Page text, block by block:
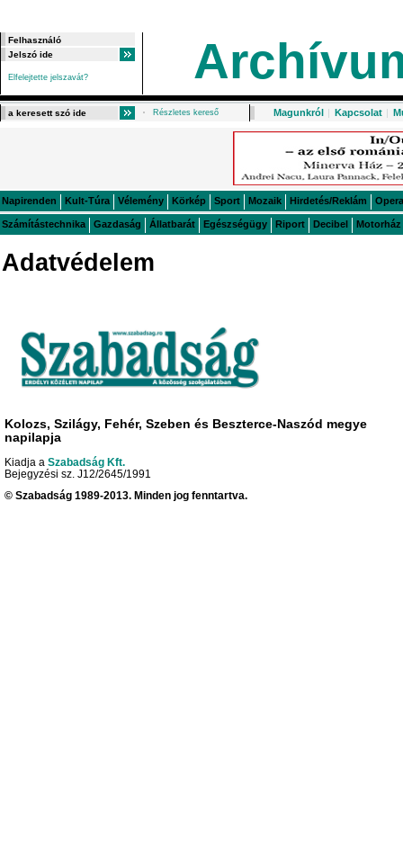
Elfelejtette jelszavát?
Részletes kereső Magunkról | Kapcsolat |
Napirenden Kult-Túra Vélemény Körkép Sport Mozaik Hirdetés/Reklám Opera
Számítástechnika Gazdaság Állatbarát Egészségügy Riport Decibel Motorház
Adatvédelem
Kolozs, Szilágy, Fehér, Szeben és Beszterce-Naszód megye
napilapja
Kiadja a Szabadság Kft.
Bejegyzési sz. J12/2645/1991
© Szabadság 1989-2013. Minden jog fenntartva.